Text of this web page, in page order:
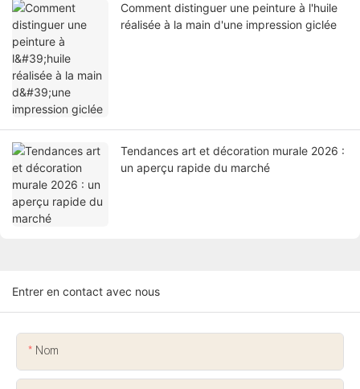
Comment distinguer une peinture à l'huile
réalisée à la main d'une impression giclée
Tendances art et décoration murale 2026 :
un aperçu rapide du marché
Entrer en contact avec nous
Nom